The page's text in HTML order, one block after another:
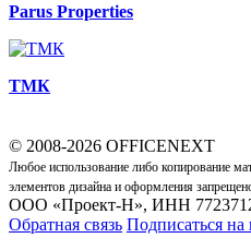
Parus Properties
ТМК
© 2008-2026 OFFICENEXT
Любое использование либо копирование
элементов дизайна и оформления
ООО «Проект-Н», ИНН
Обратная связь Подписаться на